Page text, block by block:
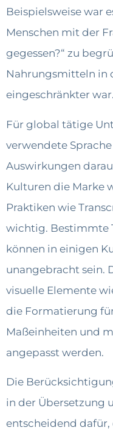
Beispielsweise war
Menschen mit der
gegessen?“ zu
Nahrungsmitteln in
eingeschränkter war.
Für global tätige
verwendete
Auswirkungen
Kulturen die Marke
Praktiken wie
wichtig. Bestimmte
können in einigen
unangebracht sein.
visuelle Elemente
die Formatierung
Maßeinheiten und
angepasst werden.
Die
in der Übersetzung
entscheidend dafür,